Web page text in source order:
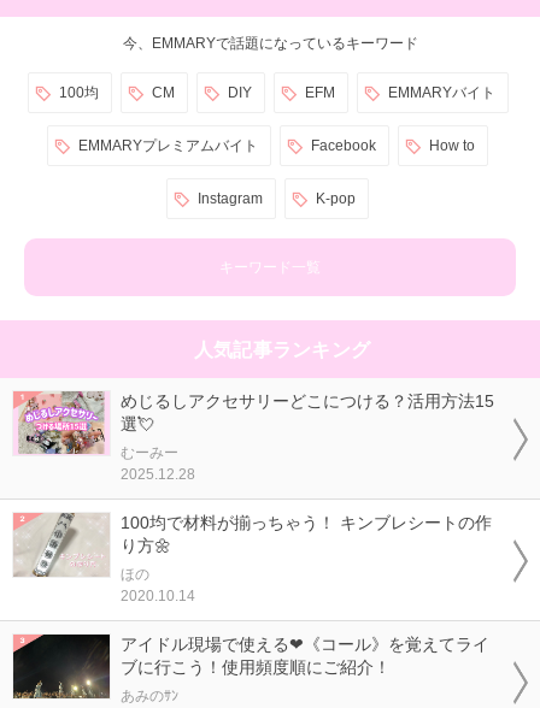
今、EMMARYで話題になっているキーワード
100均 CM DIY EFM EMMARYバイト
EMMARYプレミアムバイト Facebook How to
Instagram K-pop
キーワード一覧
人気記事ランキング
めじるしアクセサリーどこにつける？活用方法15
選💘
むーみー
2025.12.28
100均で材料が揃っちゃう！ キンブレシートの作
り方🌼
ほの
2020.10.14
アイドル現場で使える❤《コール》を覚えてライ
ブに行こう！使用頻度順にご紹介！
あみのｻﾝ